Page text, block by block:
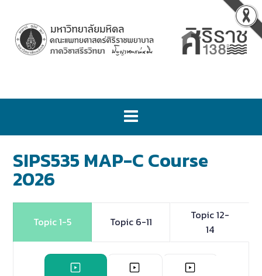
SIPS535 MAP-C Course
2026
Topic 1-5 Topic 6-11
Topic 12-
14